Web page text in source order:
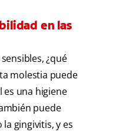
en las
¿qué
molestia puede
es una higiene
puede
gingivitis, y es